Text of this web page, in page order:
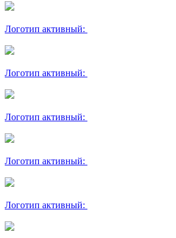
Логотип активный:
Логотип активный:
Логотип активный:
Логотип активный:
Логотип активный: